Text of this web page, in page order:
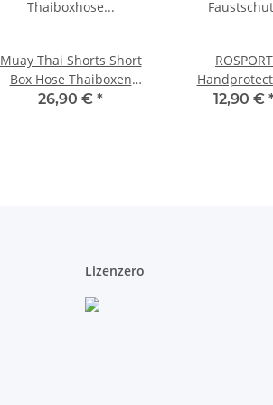
Muay Thai Shorts Short
Box Hose Thaiboxen
Thaiboxhose ROSPORT
26,90 € *
ROSPORT
12,90 €
Lizenzero